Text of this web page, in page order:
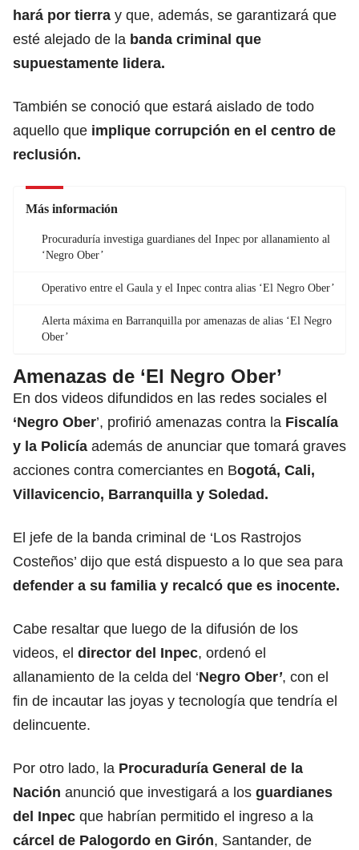
hará por tierra y que, además, se garantizará que
esté alejado de la banda criminal que
supuestamente lidera.
También se conoció que estará aislado de todo
aquello que implique corrupción en el centro de
reclusión.
Más información
Procuraduría investiga guardianes del Inpec por allanamiento al
‘Negro Ober’
Operativo entre el Gaula y el Inpec contra alias ‘El Negro Ober’
Alerta máxima en Barranquilla por amenazas de alias ‘El Negro
Ober’
Amenazas de ‘El Negro Ober’
En dos videos difundidos en las redes sociales el
‘Negro Ober’, profirió amenazas contra la Fiscalía
y la Policía además de anunciar que tomará graves
acciones contra comerciantes en Bogotá, Cali,
Villavicencio, Barranquilla y Soledad.
El jefe de la banda criminal de ‘Los Rastrojos
Costeños’ dijo que está dispuesto a lo que sea para
defender a su familia y recalcó que es inocente.
Cabe resaltar que luego de la difusión de los
videos, el director del Inpec, ordenó el
allanamiento de la celda del ‘Negro Ober’, con el
fin de incautar las joyas y tecnología que tendría el
delincuente.
Por otro lado, la Procuraduría General de la
Nación anunció que investigará a los guardianes
del Inpec que habrían permitido el ingreso a la
cárcel de Palogordo en Girón, Santander, de